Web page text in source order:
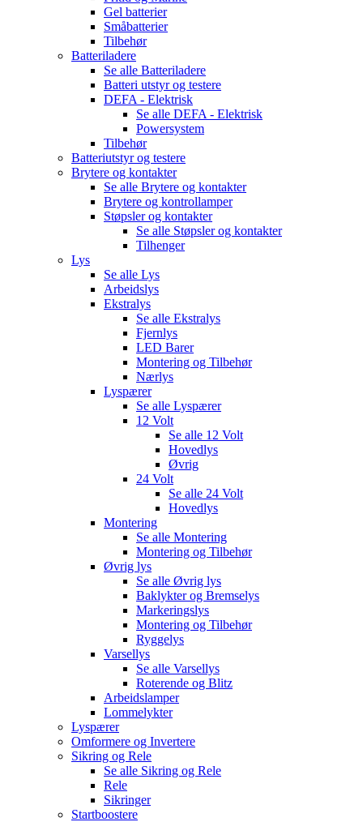
Gel batterier
Småbatterier
Tilbehør
Batteriladere
Se alle Batteriladere
Batteri utstyr og testere
DEFA - Elektrisk
Se alle DEFA - Elektrisk
Powersystem
Tilbehør
Batteriutstyr og testere
Brytere og kontakter
Se alle Brytere og kontakter
Brytere og kontrollamper
Støpsler og kontakter
Se alle Støpsler og kontakter
Tilhenger
Lys
Se alle Lys
Arbeidslys
Ekstralys
Se alle Ekstralys
Fjernlys
LED Barer
Montering og Tilbehør
Nærlys
Lyspærer
Se alle Lyspærer
12 Volt
Se alle 12 Volt
Hovedlys
Øvrig
24 Volt
Se alle 24 Volt
Hovedlys
Montering
Se alle Montering
Montering og Tilbehør
Øvrig lys
Se alle Øvrig lys
Baklykter og Bremselys
Markeringslys
Montering og Tilbehør
Ryggelys
Varsellys
Se alle Varsellys
Roterende og Blitz
Arbeidslamper
Lommelykter
Lyspærer
Omformere og Invertere
Sikring og Rele
Se alle Sikring og Rele
Rele
Sikringer
Startboostere